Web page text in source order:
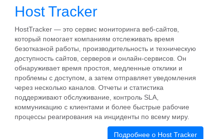
Host Tracker
HostTracker — это сервис мониторинга веб-сайтов,
который помогает компаниям отслеживать время
безотказной работы, производительность и техническую
доступность сайтов, серверов и онлайн-сервисов. Он
обнаруживает время простоя, медленные отклики и
проблемы с доступом, а затем отправляет уведомления
через несколько каналов. Отчеты и статистика
поддерживают обслуживание, контроль SLA,
коммуникацию с клиентами и более быстрые рабочие
процессы реагирования на инциденты по всему миру.
Подробнее о Host Tracker